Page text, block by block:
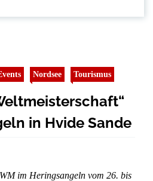
Nordsee Tourismus
in Hvide Sande
im Heringsangeln vom 26. bis